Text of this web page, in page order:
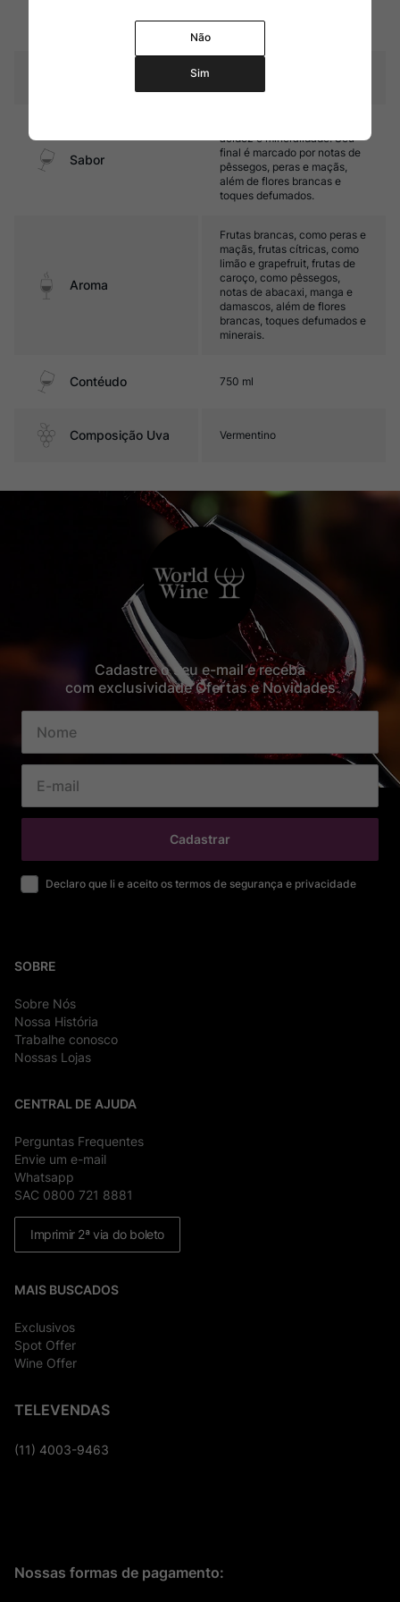
Amadurecimento
Sabor
acidez e mineralidade. Seu
final é marcado por notas de
pêssegos, peras e maçãs,
além de flores brancas e
toques defumados.
Aroma
Frutas brancas, como peras e
maçãs, frutas cítricas, como
limão e grapefruit, frutas de
caroço, como pêssegos,
notas de abacaxi, manga e
damascos, além de flores
brancas, toques defumados e
minerais.
Contéudo 750 ml
Composição Uva Vermentino
Cadastre o seu e-mail e receba
com exclusividade Ofertas e Novidades
Cadastrar
Declaro que li e aceito os termos de segurança e privacidade
SOBRE
Sobre Nós
Nossa História
Trabalhe conosco
Nossas Lojas
CENTRAL DE AJUDA
Perguntas Frequentes
Envie um e-mail
Whatsapp
SAC 0800 721 8881
Imprimir 2ª via do boleto
MAIS BUSCADOS
Exclusivos
Spot Offer
Wine Offer
TELEVENDAS
(11) 4003-9463
Nossas formas de pagamento:
Não
Sim